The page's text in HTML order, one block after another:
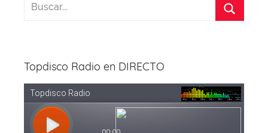
Topdisco Radio en DIRECTO